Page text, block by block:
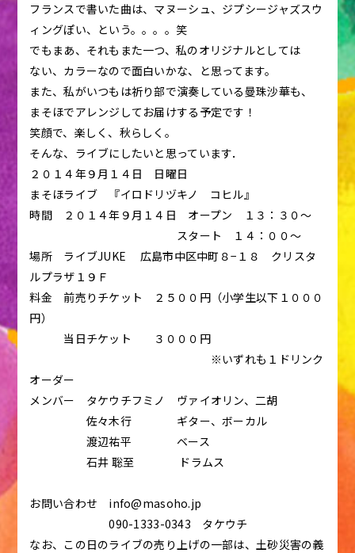
フランスで書いた曲は、マヌーシュ、ジプシージャズスウ
ィングぽい、という。。。。笑
でもまあ、それもまた一つ、私のオリジナルとしては
ない、カラーなので面白いかな、と思ってます。
また、私がいつもは祈り部で演奏している曼珠沙華も、
まそほでアレンジしてお届けする予定です！
笑顔で、楽しく、秋らしく。
そんな、ライブにしたいと思っています．
２０１４年９月１４日 日曜日
まそほライブ 『イロドリヅキノ コヒル』
時間 ２０１４年９月１４日 オープン １３：３０〜
スタート １４：００〜
場所 ライブJUKE 広島市中区中町８−１８ クリスタ
ルプラザ１９Ｆ
料金 前売りチケット ２５００円（小学生以下１０００
円）
当日チケット ３０００円
※いずれも１ドリンク
オーダー
メンバー タケウチフミノ ヴァイオリン、二胡
佐々木行 ギター、ボーカル
渡辺祐平 ベース
石井 聡至 ドラムス
お問い合わせ info@masoho.jp
090-1333-0343 タケウチ
なお、この日のライブの売り上げの一部は、土砂災害の義